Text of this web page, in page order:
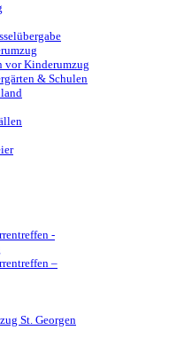
vor Kinderumzug
& Schulen
-
–
St. Georgen